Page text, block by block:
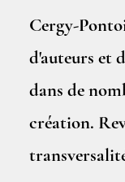
Cergy-
d'auteurs et
dans de
création.